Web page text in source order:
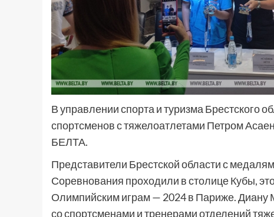
В управлении спорта и туризма Брестского
спортсменов с тяжелоатлетами Петром
БЕЛТА.
Представители Брестской области с
Соревнования проходили в столице Кубы,
Олимпийским играм — 2024 в Париже. Диану
со спортсменами и тренерами отделений